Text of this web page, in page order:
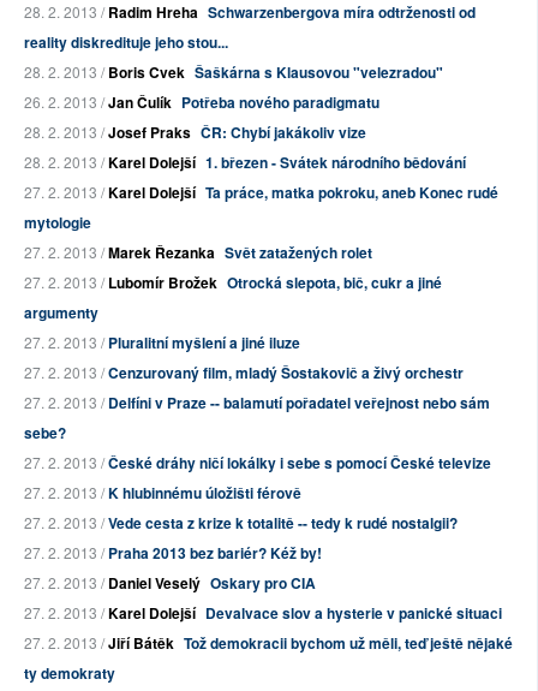
28. 2. 2013 /Radim Hreha Schwarzenbergova míra odtrženosti od
reality diskredituje jeho stou...
28. 2. 2013 /Boris Cvek Šaškárna s Klausovou "velezradou"
26. 2. 2013 /Jan Čulík Potřeba nového paradigmatu
28. 2. 2013 /Josef Praks ČR: Chybí jakákoliv vize
28. 2. 2013 /Karel Dolejší 1. březen - Svátek národního bědování
27. 2. 2013 /Karel Dolejší Ta práce, matka pokroku, aneb Konec rudé
mytologie
27. 2. 2013 /Marek Řezanka Svět zatažených rolet
27. 2. 2013 /Lubomír Brožek Otrocká slepota, bič, cukr a jiné
argumenty
27. 2. 2013 /Pluralitní myšlení a jiné iluze
27. 2. 2013 /Cenzurovaný film, mladý Šostakovič a živý orchestr
27. 2. 2013 /Delfíni v Praze -- balamutí pořadatel veřejnost nebo sám
sebe?
27. 2. 2013 /České dráhy ničí lokálky i sebe s pomocí České televize
27. 2. 2013 /K hlubinnému úložišti férově
27. 2. 2013 /Vede cesta z krize k totalitě -- tedy k rudé nostalgii?
27. 2. 2013 /Praha 2013 bez bariér? Kéž by!
27. 2. 2013 /Daniel Veselý Oskary pro CIA
27. 2. 2013 /Karel Dolejší Devalvace slov a hysterie v panické situaci
27. 2. 2013 /Jiří Bátěk Tož demokracii bychom už měli, teď ještě nějaké
ty demokraty